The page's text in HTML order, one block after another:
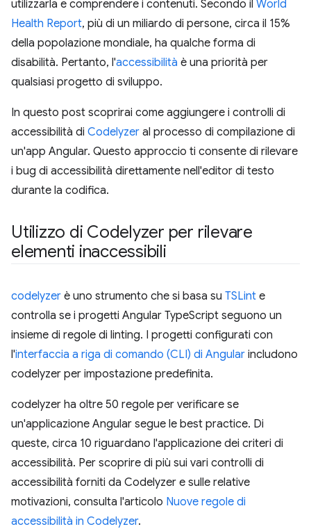
utilizzarla e comprendere i contenuti. Secondo il World
Health Report, più di un miliardo di persone, circa il 15%
della popolazione mondiale, ha qualche forma di
disabilità. Pertanto, l'accessibilità è una priorità per
qualsiasi progetto di sviluppo.
In questo post scoprirai come aggiungere i controlli di
accessibilità di Codelyzer al processo di compilazione di
un'app Angular. Questo approccio ti consente di rilevare
i bug di accessibilità direttamente nell'editor di testo
durante la codifica.
Utilizzo di Codelyzer per rilevare
elementi inaccessibili
codelyzer è uno strumento che si basa su TSLint e
controlla se i progetti Angular TypeScript seguono un
insieme di regole di linting. I progetti configurati con
l'interfaccia a riga di comando (CLI) di Angular includono
codelyzer per impostazione predefinita.
codelyzer ha oltre 50 regole per verificare se
un'applicazione Angular segue le best practice. Di
queste, circa 10 riguardano l'applicazione dei criteri di
accessibilità. Per scoprire di più sui vari controlli di
accessibilità forniti da Codelyzer e sulle relative
motivazioni, consulta l'articolo Nuove regole di
accessibilità in Codelyzer.